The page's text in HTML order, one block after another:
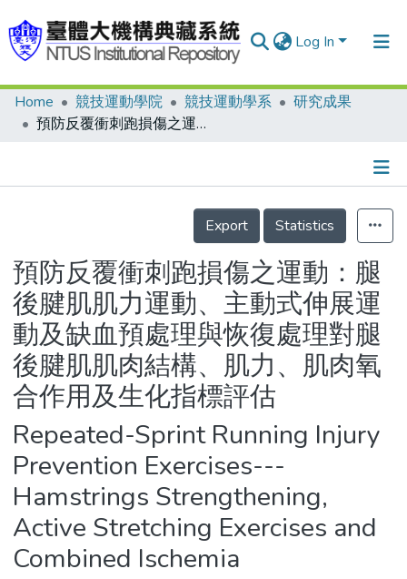
Log In
Communities & Collections
Statistics
Home 競技運動學院 競技運動學系
研究成果
預防反覆衝刺跑損傷之運動：腿後腱肌肌力運動、主動式伸展運動及缺血預處理與恢復處理對腿後腱肌肌肉結構、肌力、肌肉氧合作用及生化指標評估
Details
Export
Statistics
預防反覆衝刺跑損傷之運動：腿
後腱肌肌力運動、主動式伸展運
動及缺血預處理與恢復處理對腿
後腱肌肌肉結構、肌力、肌肉氧
合作用及生化指標評估
Repeated-Sprint Running Injury
Prevention Exercises---
Hamstrings Strengthening,
Active Stretching Exercises and
Combined Ischemia